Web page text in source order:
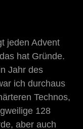
jeden Advent
hat Gründe.
Jahr des
ich durchaus
Technos,
128
aber auch